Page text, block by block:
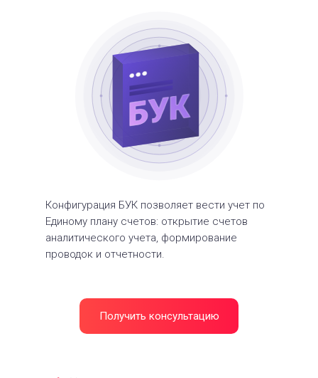
Конфигурация БУК позволяет вести учет по
Единому плану счетов: открытие счетов
аналитического учета, формирование
проводок и отчетности.
Получить консультацию